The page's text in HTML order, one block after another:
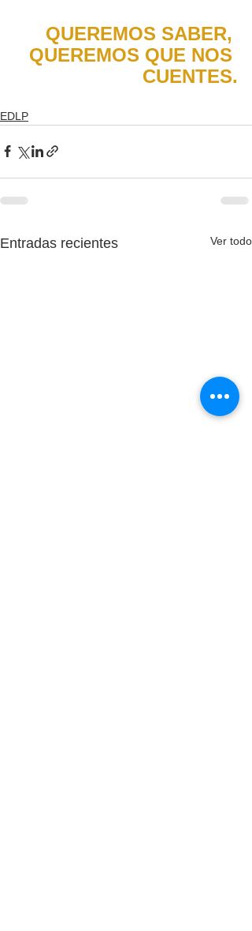
QUEREMOS SABER,
QUEREMOS QUE NOS
CUENTES.
EDLP
Entradas recientes Ver todo